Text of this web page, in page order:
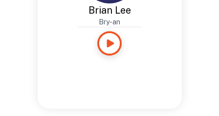
Brian Lee
Bry-an